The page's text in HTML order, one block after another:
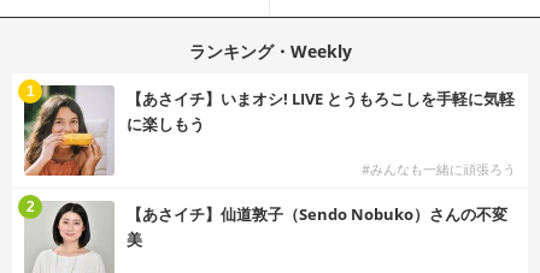
ランキング・Weekly
【あさイチ】いまオシ! LIVE とうもろこしを手軽に気軽
に楽しもう
#みんなも一緒に頑張ろう
1
【あさイチ】仙道敦子（Sendo Nobuko）さんの不変
美
2